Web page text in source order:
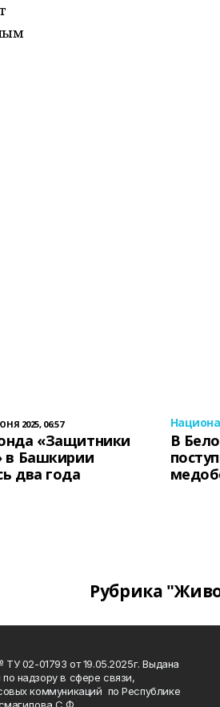
2025, 06:57
«Защитники
в Башкирии
два года
В
Рубрика
02-01793 от 19.05.2025г. Выдана
надзору в сфере связи,
коммуникаций по Республике